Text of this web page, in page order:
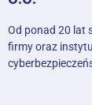
Od ponad 20 lat
firmy oraz